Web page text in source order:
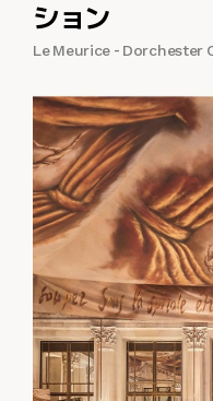
ション
Le Meurice - Dorchester